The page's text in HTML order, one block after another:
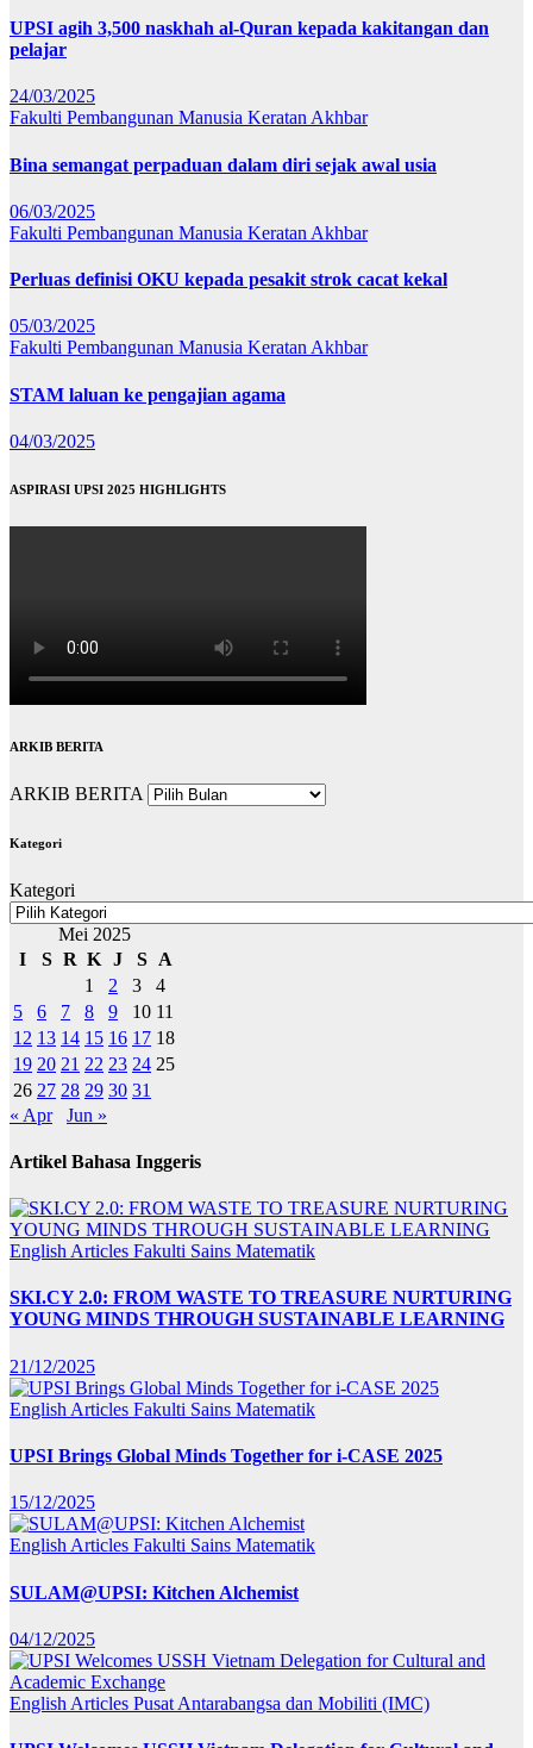
UPSI agih 3,500 naskhah al-Quran kepada kakitangan dan
pelajar
24/03/2025
Fakulti Pembangunan Manusia Keratan Akhbar
Bina semangat perpaduan dalam diri sejak awal usia
06/03/2025
Fakulti Pembangunan Manusia Keratan Akhbar
Perluas definisi OKU kepada pesakit strok cacat kekal
05/03/2025
Fakulti Pembangunan Manusia Keratan Akhbar
STAM laluan ke pengajian agama
04/03/2025
ASPIRASI UPSI 2025 HIGHLIGHTS
ARKIB BERITA
ARKIB BERITA
Kategori
Kategori
Mei 2025
I
S R K J S
A
1
2 3
4
5
6 7 8 9 10 11
12 13 14 15 16 17 18
19 20 21 22 23 24 25
26 27 28 29 30 31
« Apr
Jun »
Artikel Bahasa Inggeris
English Articles Fakulti Sains Matematik
SKI.CY 2.0: FROM WASTE TO TREASURE NURTURING
YOUNG MINDS THROUGH SUSTAINABLE LEARNING
21/12/2025
English Articles Fakulti Sains Matematik
UPSI Brings Global Minds Together for i-CASE 2025
15/12/2025
English Articles Fakulti Sains Matematik
SULAM@UPSI: Kitchen Alchemist
04/12/2025
English Articles Pusat Antarabangsa dan Mobiliti (IMC)